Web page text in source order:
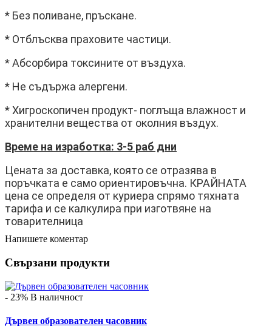
* Без поливане, пръскане.
* Отблъсква праховите частици.
* Абсорбира токсините от въздуха.
* Не съдържа алергени.
* Хигроскопичен продукт- поглъща влажност и
хранителни вещества от околния въздух.
Време на изработка: 3-5 раб дни
Цената за доставка, която се отразява в
поръчката е само ориентировъчна. КРАЙНАТА
цена се определя от куриера спрямо тяхната
тарифа и се калкулира при изготвяне на
товарителница
Напишете коментар
Свързани продукти
- 23% В наличност
Дървен образователен часовник